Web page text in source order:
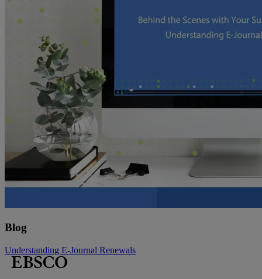
Blog
Understanding E-Journal Renewals